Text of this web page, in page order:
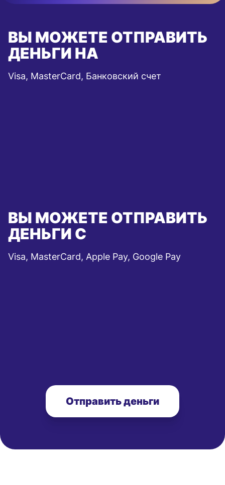
ВЫ МОЖЕТЕ ОТПРАВИТЬ
ДЕНЬГИ НА
Visa, MasterCard, Банковский счет
ВЫ МОЖЕТЕ ОТПРАВИТЬ
ДЕНЬГИ С
Visa, MasterCard, Apple Pay, Google Pay
Отправить деньги